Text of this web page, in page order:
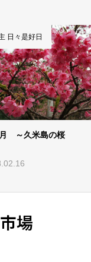
月 ～久米島の桜
日々是好日
場